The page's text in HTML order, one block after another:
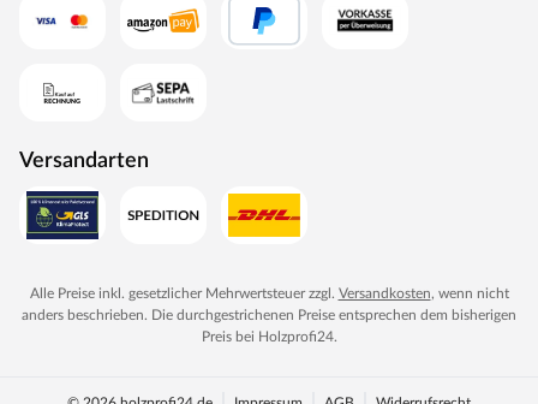
Versandarten
Alle Preise inkl. gesetzlicher Mehrwertsteuer zzgl. Versandkosten, wenn nicht
anders beschrieben. Die durchgestrichenen Preise entsprechen dem bisherigen
Preis bei Holzprofi24.